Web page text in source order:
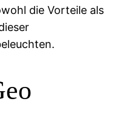
die Vorteile als